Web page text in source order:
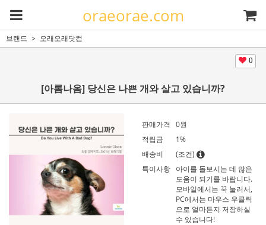
oraeorae.com
브랜드 오래오래닷컴
0
[아롬나옴] 당신은 나쁜 개와 살고 있습니까?
판매가격 0원
적립금
1%
배송비
(조건)
특이사항 아이를 돌보시는 데 많은
도움이 되기를 바랍니다.
모바일에서는 꾹 눌러서,
PC에서는 마우스 우클릭
으로 얼마든지 저장하실
수 있습니다!